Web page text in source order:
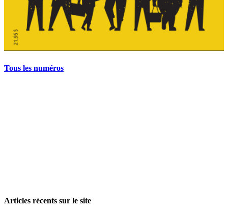
Tous les numéros
Articles récents sur le site